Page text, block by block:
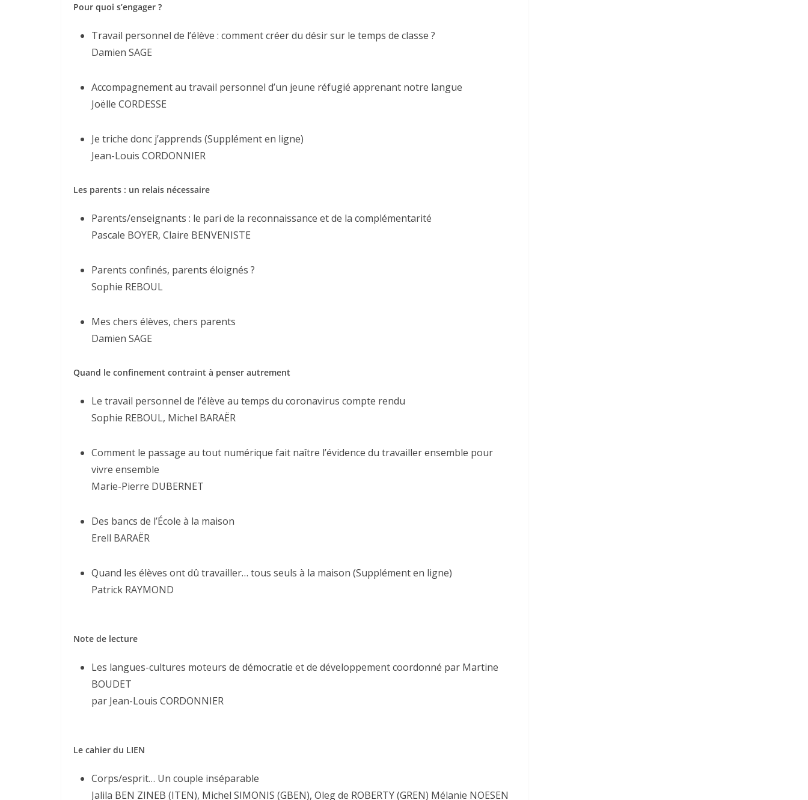
Pour quoi s’engager ?
Travail personnel de l’élève : comment créer du désir sur le temps de classe ?
Damien SAGE
Accompagnement au travail personnel d’un jeune réfugié apprenant notre langue
Joëlle CORDESSE
Je triche donc j’apprends (Supplément en ligne)
Jean-Louis CORDONNIER
Les parents : un relais nécessaire
Parents/enseignants : le pari de la reconnaissance et de la complémentarité
Pascale BOYER, Claire BENVENISTE
Parents confinés, parents éloignés ?
Sophie REBOUL
Mes chers élèves, chers parents
Damien SAGE
Quand le confinement contraint à penser autrement
Le travail personnel de l’élève au temps du coronavirus compte rendu
Sophie REBOUL, Michel BARAËR
Comment le passage au tout numérique fait naître l’évidence du travailler ensemble pour
vivre ensemble
Marie-Pierre DUBERNET
Des bancs de l’École à la maison
Erell BARAËR
Quand les élèves ont dû travailler… tous seuls à la maison (Supplément en ligne)
Patrick RAYMOND
Note de lecture
Les langues-cultures moteurs de démocratie et de développement coordonné par Martine
BOUDET
par Jean-Louis CORDONNIER
Le cahier du LIEN
Corps/esprit… Un couple inséparable
Jalila BEN ZINEB (ITEN), Michel SIMONIS (GBEN), Oleg de ROBERTY (GREN) Mélanie NOESEN